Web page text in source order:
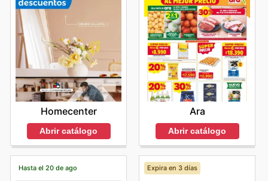
Homecenter
Abrir catálogo
Ara
Abrir catálogo
Hasta el 20 de ago Expira en 3 días